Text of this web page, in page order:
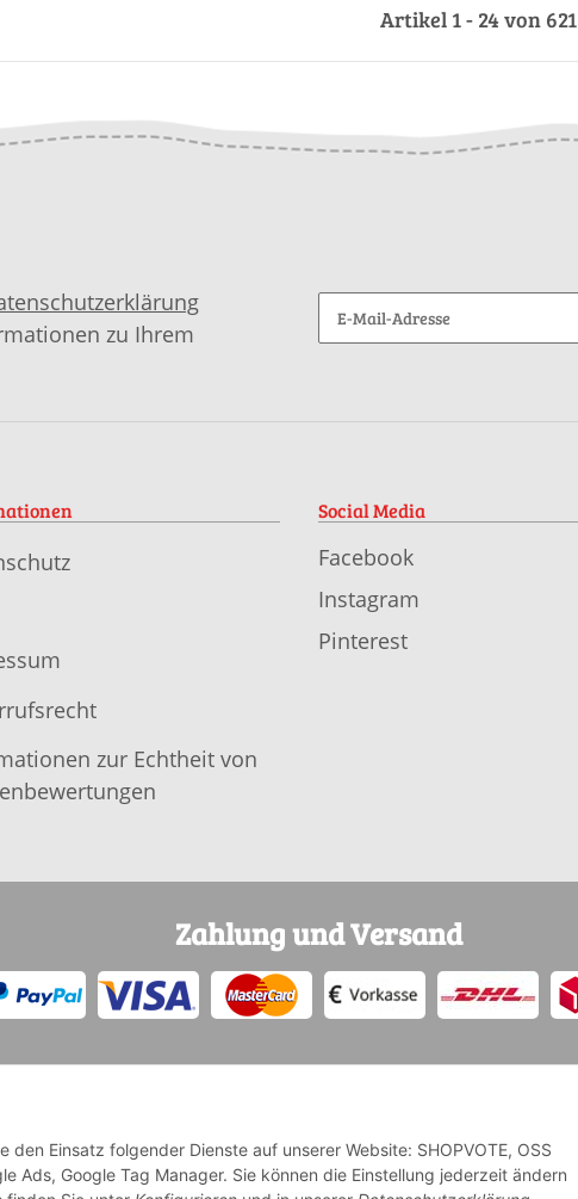
Artikel 1 - 24 von 621
zu Ihrem
zur Echtheit von
Social Media
Facebook
Instagram
Pinterest
Zahlung und Versand
* Alle Preise inkl. gesetzlicher USt., zzgl.Versand
den Einsatz folgender Dienste auf unserer Website: SHOPVOTE, OSS
Ads, Google Tag Manager. Sie können die Einstellung jederzeit ändern